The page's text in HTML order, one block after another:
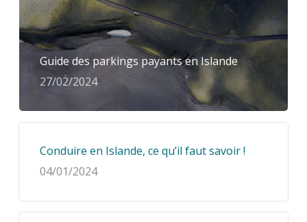
Guide des parkings payants en Islande
27/02/2024
Conduire en Islande, ce qu’il faut savoir !
04/01/2024